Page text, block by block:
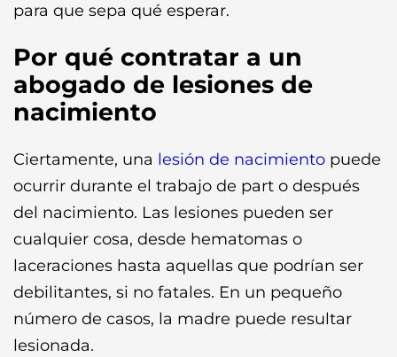
para que sepa qué esperar.
Por qué contratar a un
abogado de lesiones de
nacimiento
Ciertamente, una lesión de nacimiento puede
ocurrir durante el trabajo de part o después
del nacimiento. Las lesiones pueden ser
cualquier cosa, desde hematomas o
laceraciones hasta aquellas que podrían ser
debilitantes, si no fatales. En un pequeño
número de casos, la madre puede resultar
lesionada.